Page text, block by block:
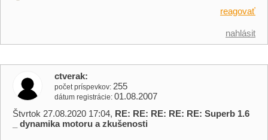
reagovať
nahlásit
ctverak
počet príspevkov 255
dátum registrácie 01.08.2007
Štvrtok 27.08.2020 17:04, RE: RE: RE: RE: RE: Superb 1.6
_ dynamika motoru a zkušenosti